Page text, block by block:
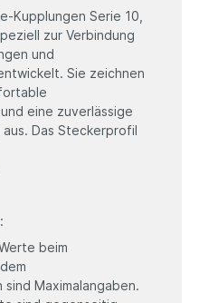
Kupplungen Serie 10,
zur Verbindung
und
Sie zeichnen
eine zuverlässige
Das Steckerprofil
beim
Maximalangaben.